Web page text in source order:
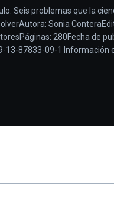
Seis problemas que la
Sonia
280Fecha de
13-87833-09-1 Información